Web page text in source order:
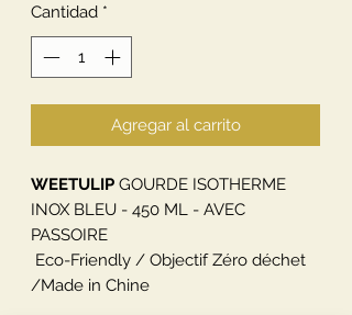
Cantidad *
Agregar al carrito
WEETULIP GOURDE ISOTHERME
INOX BLEU - 450 ML - AVEC
PASSOIRE
Eco-Friendly / Objectif Zéro déchet
/Made in Chine